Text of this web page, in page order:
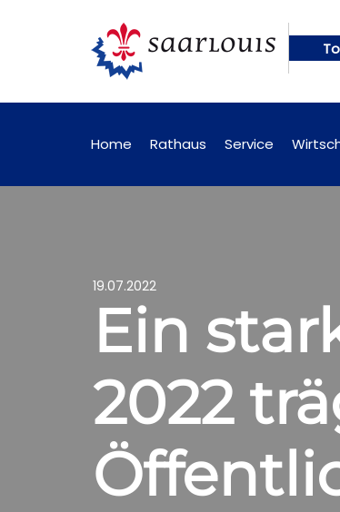
Öffentliche
Home Rathaus Service
19.07.2022
Ein
2022